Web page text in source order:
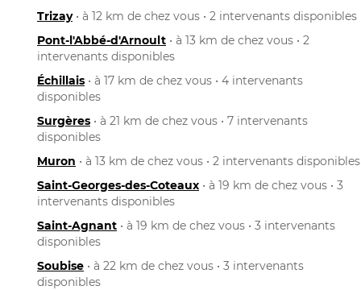
Trizay• à 12 km de chez vous • 2 intervenants disponibles
Pont-l'Abbé-d'Arnoult • à 13 km de chez vous • 2
intervenants disponibles
Échillais • à 17 km de chez vous • 4 intervenants
disponibles
Surgères • à 21 km de chez vous • 7 intervenants
disponibles
Muron • à 13 km de chez vous • 2 intervenants disponibles
Saint-Georges-des-Coteaux • à 19 km de chez vous • 3
intervenants disponibles
Saint-Agnant • à 19 km de chez vous • 3 intervenants
disponibles
Soubise • à 22 km de chez vous • 3 intervenants
disponibles